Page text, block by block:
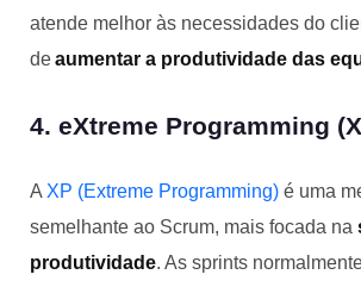
atende melhor às necessidades do
deaumentar a produtividade das
4. eXtreme Programming
A XP (Extreme Programming) é uma
semelhante ao Scrum, mais focada na
produtividade. As sprints